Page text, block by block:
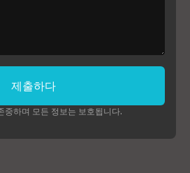
제출하다
중하며 모든 정보는 보호됩니다.